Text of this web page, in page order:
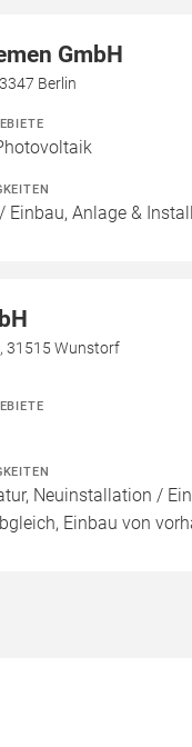
GmbH
Berlin
Einbau, Anlage &
31515 Wunstorf
Neuinstallation /
Einbau von